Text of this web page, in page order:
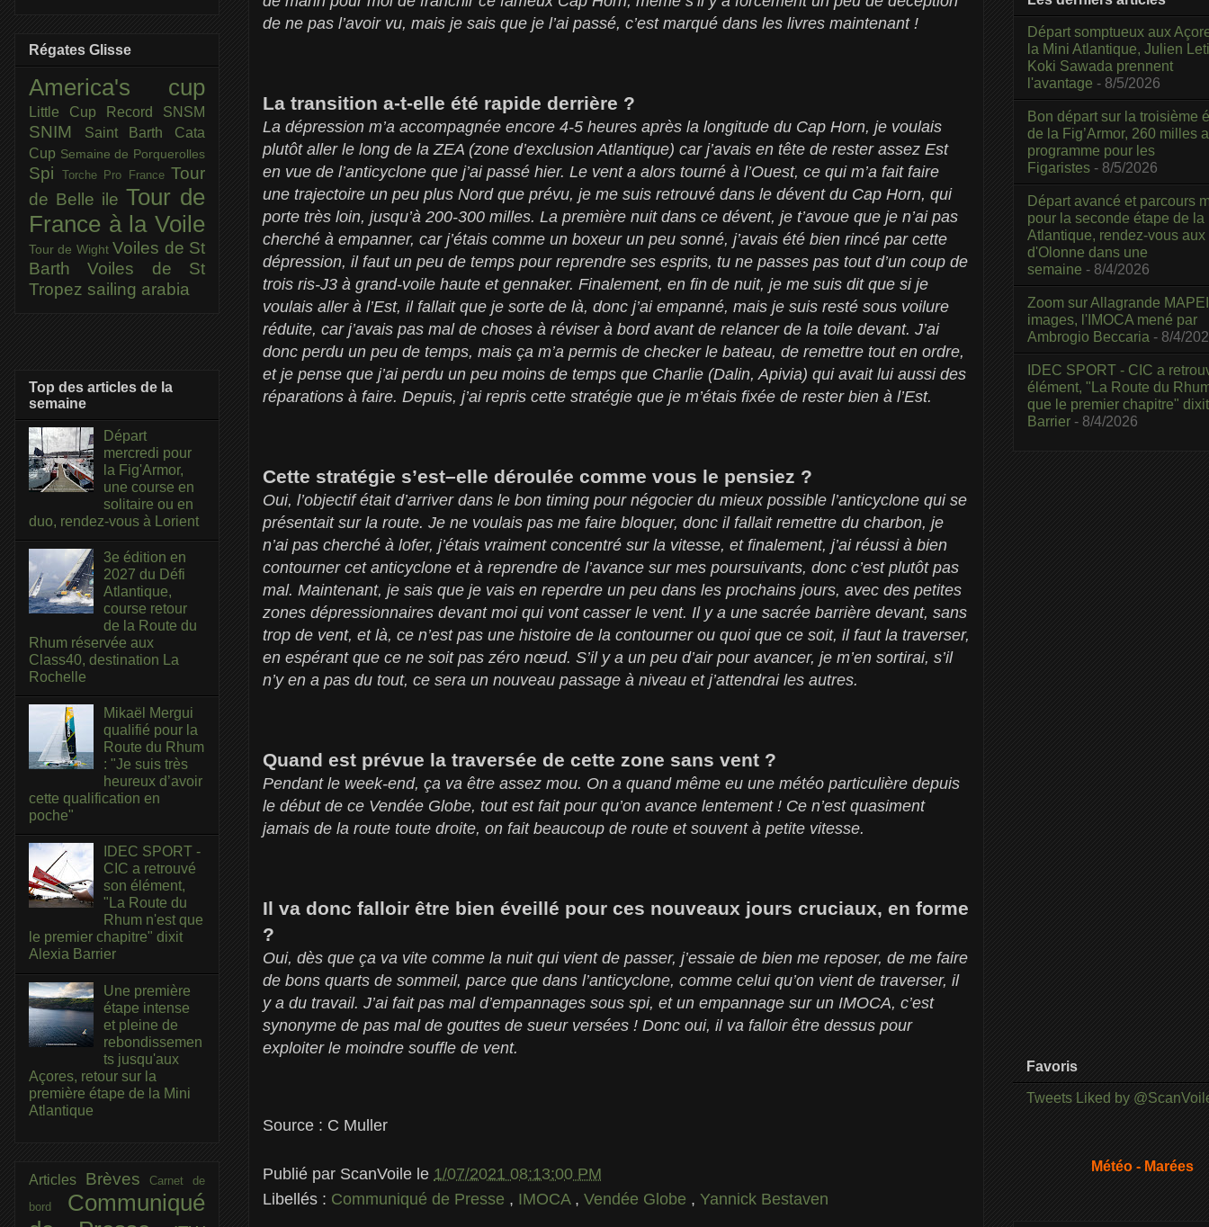
de ne pas l’avoir vu, mais je sais que je l’ai passé, c’est marqué dans les livres maintenant !
La transition a-t-elle été rapide derrière ?
La dépression m’a accompagnée encore 4-5 heures après la longitude du Cap Horn, je voulais
plutôt aller le long de la ZEA (zone d’exclusion Atlantique) car j’avais en tête de rester assez Est
en vue de l’anticyclone que j’ai passé hier. Le vent a alors tourné à l’Ouest, ce qui m’a fait faire
une trajectoire un peu plus Nord que prévu, je me suis retrouvé dans le dévent du Cap Horn, qui
porte très loin, jusqu’à 200-300 milles. La première nuit dans ce dévent, je t’avoue que je n’ai pas
cherché à empanner, car j’étais comme un boxeur un peu sonné, j’avais été bien rincé par cette
dépression, il faut un peu de temps pour reprendre ses esprits, tu ne passes pas tout d’un coup de
trois ris-J3 à grand-voile haute et gennaker. Finalement, en fin de nuit, je me suis dit que si je
voulais aller à l’Est, il fallait que je sorte de là, donc j’ai empanné, mais je suis resté sous voilure
réduite, car j’avais pas mal de choses à réviser à bord avant de relancer de la toile devant. J’ai
donc perdu un peu de temps, mais ça m’a permis de checker le bateau, de remettre tout en ordre,
et je pense que j’ai perdu un peu moins de temps que Charlie (Dalin, Apivia) qui avait lui aussi des
réparations à faire. Depuis, j’ai repris cette stratégie que je m’étais fixée de rester bien à l’Est.
Cette stratégie s’est–elle déroulée comme vous le pensiez ?
Oui, l’objectif était d’arriver dans le bon timing pour négocier du mieux possible l’anticyclone qui se
présentait sur la route. Je ne voulais pas me faire bloquer, donc il fallait remettre du charbon, je
n’ai pas cherché à lofer, j’étais vraiment concentré sur la vitesse, et finalement, j’ai réussi à bien
contourner cet anticyclone et à reprendre de l’avance sur mes poursuivants, donc c’est plutôt pas
mal. Maintenant, je sais que je vais en reperdre un peu dans les prochains jours, avec des petites
zones dépressionnaires devant moi qui vont casser le vent. Il y a une sacrée barrière devant, sans
trop de vent, et là, ce n’est pas une histoire de la contourner ou quoi que ce soit, il faut la traverser,
en espérant que ce ne soit pas zéro nœud. S’il y a un peu d’air pour avancer, je m’en sortirai, s’il
n’y en a pas du tout, ce sera un nouveau passage à niveau et j’attendrai les autres.
Quand est prévue la traversée de cette zone sans vent ?
Pendant le week-end, ça va être assez mou. On a quand même eu une météo particulière depuis
le début de ce Vendée Globe, tout est fait pour qu’on avance lentement ! Ce n’est quasiment
jamais de la route toute droite, on fait beaucoup de route et souvent à petite vitesse.
Il va donc falloir être bien éveillé pour ces nouveaux jours cruciaux, en forme
?
Oui, dès que ça va vite comme la nuit qui vient de passer, j’essaie de bien me reposer, de me faire
de bons quarts de sommeil, parce que dans l’anticyclone, comme celui qu’on vient de traverser, il
y a du travail. J’ai fait pas mal d’empannages sous spi, et un empannage sur un IMOCA, c’est
synonyme de pas mal de gouttes de sueur versées ! Donc oui, il va falloir être dessus pour
exploiter le moindre souffle de vent.
Source : C Muller
Publié par ScanVoile le 1/07/2021 08:13:00 PM
Libellés : Communiqué de Presse , IMOCA , Vendée Globe , Yannick Bestaven
Régates Glisse
America's cup
Little Cup Record SNSM
SNIM
Saint Barth Cata
Cup Semaine de Porquerolles
Spi Torche Pro France Tour
de Belle ile Tour de
France à la Voile
Tour de Wight Voiles de St
BarthVoiles de St
Tropez sailing arabia
Top des articles de la
semaine
Départ
mercredi pour
la Fig'Armor,
une course en
solitaire ou en
duo, rendez-vous à Lorient
3e édition en
2027 du Défi
Atlantique,
course retour
de la Route du
Rhum réservée aux
Class40, destination La
Rochelle
Mikaël Mergui
qualifié pour la
Route du Rhum
: "Je suis très
heureux d’avoir
cette qualification en
poche"
IDEC SPORT -
CIC a retrouvé
son élément,
"La Route du
Rhum n'est que
le premier chapitre" dixit
Alexia Barrier
Une première
étape intense
et pleine de
rebondissemen
ts jusqu'aux
Açores, retour sur la
première étape de la Mini
Atlantique
Articles BrèvesCarnet de
bord Communiqué
Départ somptueux aux
la Mini Atlantique, Julien
Koki Sawada prennent
l'avantage - 8/5/2026
Bon départ sur la troisième
de la Fig’Armor, 260 milles
programme pour les
Figaristes - 8/5/2026
Départ avancé et parcours
pour la seconde étape de la
Atlantique, rendez-vous
d'Olonne dans une
semaine - 8/4/2026
Zoom sur Allagrande
images, l'IMOCA mené par
Ambrogio Beccaria - 8/4/
IDEC SPORT - CIC a
élément, "La Route du
que le premier chapitre"
Barrier - 8/4/2026
Favoris
Tweets Liked by
Météo - Marées